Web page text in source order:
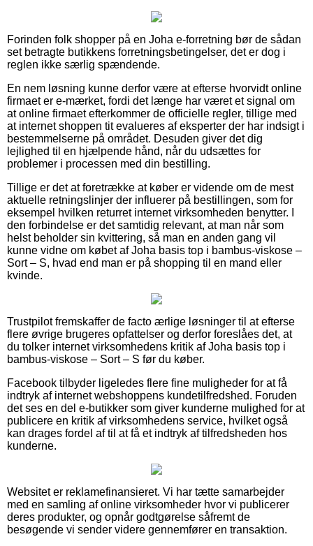
Forinden folk shopper på en Joha e-forretning bør de sådan
set betragte butikkens forretningsbetingelser, det er dog i
reglen ikke særlig spændende.
En nem løsning kunne derfor være at efterse hvorvidt online
firmaet er e-mærket, fordi det længe har været et signal om
at online firmaet efterkommer de officielle regler, tillige med
at internet shoppen tit evalueres af eksperter der har indsigt i
bestemmelserne på området. Desuden giver det dig
lejlighed til en hjælpende hånd, når du udsættes for
problemer i processen med din bestilling.
Tillige er det at foretrække at køber er vidende om de mest
aktuelle retningslinjer der influerer på bestillingen, som for
eksempel hvilken returret internet virksomheden benytter. I
den forbindelse er det samtidig relevant, at man når som
helst beholder sin kvittering, så man en anden gang vil
kunne vidne om købet af Joha basis top i bambus-viskose –
Sort – S, hvad end man er på shopping til en mand eller
kvinde.
Trustpilot fremskaffer de facto ærlige løsninger til at efterse
flere øvrige brugeres opfattelser og derfor foreslåes det, at
du tolker internet virksomhedens kritik af Joha basis top i
bambus-viskose – Sort – S før du køber.
Facebook tilbyder ligeledes flere fine muligheder for at få
indtryk af internet webshoppens kundetilfredshed. Foruden
det ses en del e-butikker som giver kunderne mulighed for at
publicere en kritik af virksomhedens service, hvilket også
kan drages fordel af til at få et indtryk af tilfredsheden hos
kunderne.
Websitet er reklamefinansieret. Vi har tætte samarbejder
med en samling af online virksomheder hvor vi publicerer
deres produkter, og opnår godtgørelse såfremt de
besøgende vi sender videre gennemfører en transaktion.